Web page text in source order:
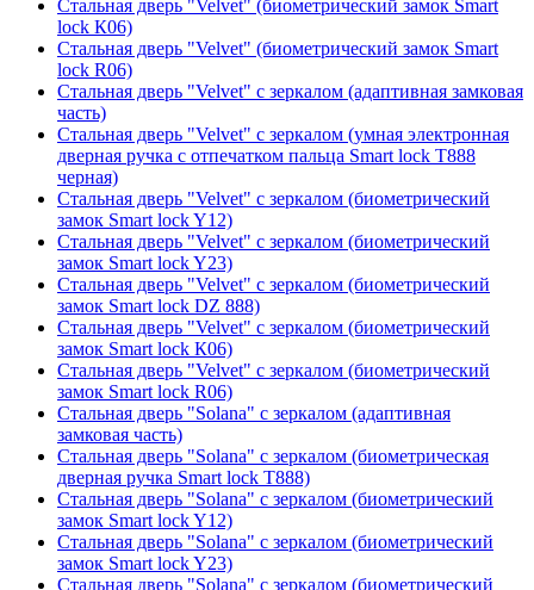
Стальная дверь "Velvet" (биометрический замок Smart
lock К06)
Стальная дверь "Velvet" (биометрический замок Smart
lock R06)
Стальная дверь "Velvet" с зеркалом (адаптивная замковая
часть)
Стальная дверь "Velvet" с зеркалом (умная электронная
дверная ручка с отпечатком пальца Smart lock T888
черная)
Стальная дверь "Velvet" с зеркалом (биометрический
замок Smart lock Y12)
Стальная дверь "Velvet" с зеркалом (биометрический
замок Smart lock Y23)
Стальная дверь "Velvet" с зеркалом (биометрический
замок Smart lock DZ 888)
Стальная дверь "Velvet" с зеркалом (биометрический
замок Smart lock К06)
Стальная дверь "Velvet" с зеркалом (биометрический
замок Smart lock R06)
Стальная дверь "Solana" с зеркалом (адаптивная
замковая часть)
Стальная дверь "Solana" с зеркалом (биометрическая
дверная ручка Smart lock T888)
Стальная дверь "Solana" с зеркалом (биометрический
замок Smart lock Y12)
Стальная дверь "Solana" с зеркалом (биометрический
замок Smart lock Y23)
Стальная дверь "Solana" с зеркалом (биометрический